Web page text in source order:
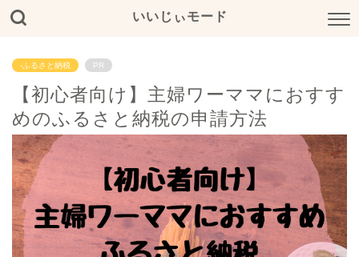
いいじぃモード
-ふるさと納税 PR
【初心者向け】主婦ワーママにおすす
めのふるさと納税の申請方法